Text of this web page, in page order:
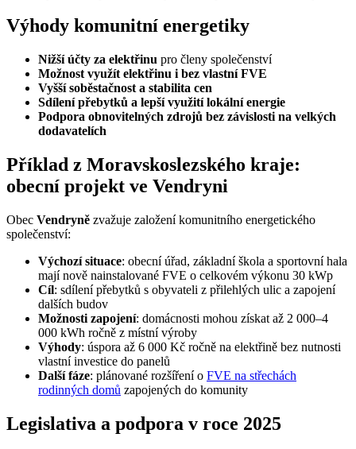
Výhody komunitní energetiky
Nižší účty za elektřinu pro členy společenství
Možnost využít elektřinu i bez vlastní FVE
Vyšší soběstačnost a stabilita cen
Sdílení přebytků a lepší využití lokální energie
Podpora obnovitelných zdrojů bez závislosti na velkých
dodavatelích
Příklad z Moravskoslezského kraje:
obecní projekt ve Vendryni
Obec Vendryně zvažuje založení komunitního energetického
společenství:
Výchozí situace: obecní úřad, základní škola a sportovní hala
mají nově nainstalované FVE o celkovém výkonu 30 kWp
Cíl: sdílení přebytků s obyvateli z přilehlých ulic a zapojení
dalších budov
Možnosti zapojení: domácnosti mohou získat až 2 000–4
000 kWh ročně z místní výroby
Výhody: úspora až 6 000 Kč ročně na elektřině bez nutnosti
vlastní investice do panelů
Další fáze: plánované rozšíření o FVE na střechách
rodinných domů zapojených do komunity
Legislativa a podpora v roce 2025